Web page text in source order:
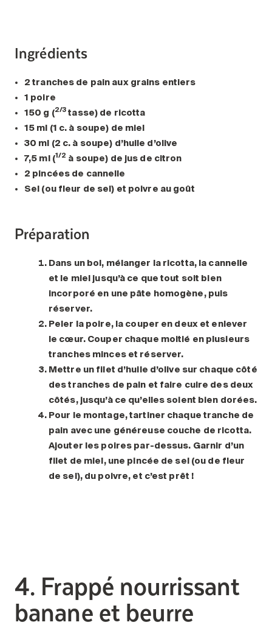
Ingrédients
2 tranches de pain aux grains entiers
1 poire
150 g (2/3 tasse) de ricotta
15 ml (1 c. à soupe) de miel
30 ml (2 c. à soupe) d’huile d’olive
7,5 ml (1/2 à soupe) de jus de citron
2 pincées de cannelle
Sel (ou fleur de sel) et poivre au goût
Préparation
Dans un bol, mélanger la ricotta, la cannelle
et le miel jusqu’à ce que tout soit bien
incorporé en une pâte homogène, puis
réserver.
Peler la poire, la couper en deux et enlever
le cœur. Couper chaque moitié en plusieurs
tranches minces et réserver.
Mettre un filet d’huile d’olive sur chaque côté
des tranches de pain et faire cuire des deux
côtés, jusqu’à ce qu’elles soient bien dorées.
Pour le montage, tartiner chaque tranche de
pain avec une généreuse couche de ricotta.
Ajouter les poires par-dessus. Garnir d’un
filet de miel, une pincée de sel (ou de fleur
de sel), du poivre, et c’est prêt !
4. Frappé nourrissant
banane et beurre